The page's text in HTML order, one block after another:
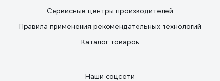
Сервисные центры производителей
Правила применения рекомендательных технологий
Каталог товаров
Наши соцсети